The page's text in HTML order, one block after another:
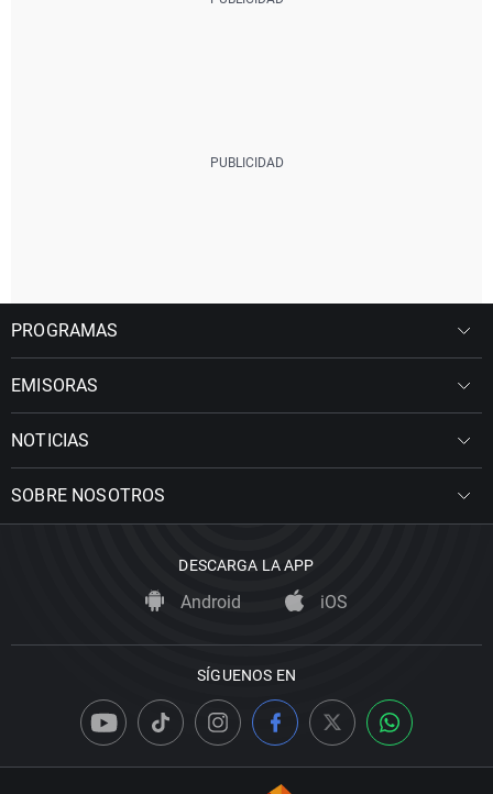
PROGRAMAS
EMISORAS
NOTICIAS
SOBRE NOSOTROS
DESCARGA LA APP
Android iOS
SÍGUENOS EN